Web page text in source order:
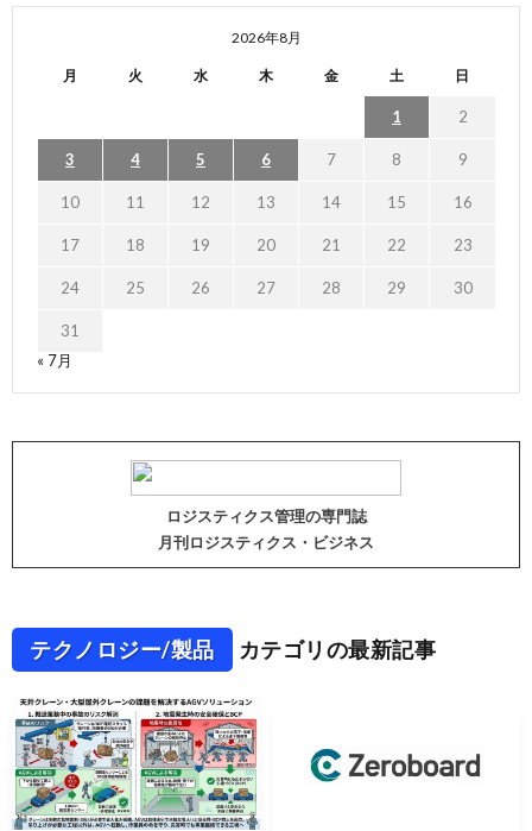
2026年8月
月 火 水 木 金 土 日
1 2
3 4 5 6 7 8 9
10 11 12 13 14 15 16
17 18 19 20 21 22 23
24 25 26 27 28 29 30
31
« 7月
ロジスティクス管理の専門誌
月刊ロジスティクス・ビジネス
テクノロジー/製品 カテゴリの最新記事